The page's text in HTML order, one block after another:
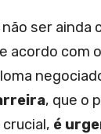
ser ainda
acordo com
, que o
é